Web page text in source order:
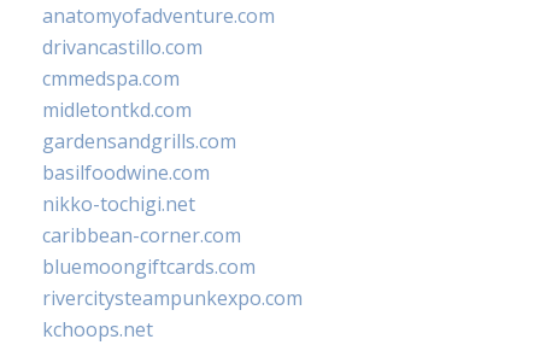
anatomyofadventure.com
drivancastillo.com
cmmedspa.com
midletontkd.com
gardensandgrills.com
basilfoodwine.com
nikko-tochigi.net
caribbean-corner.com
bluemoongiftcards.com
rivercitysteampunkexpo.com
kchoops.net